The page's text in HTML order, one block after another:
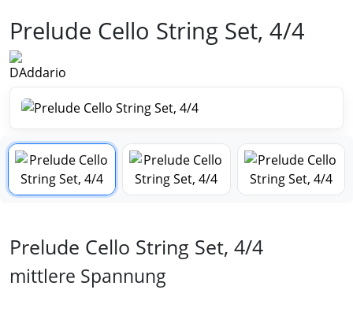
Prelude Cello String Set, 4/4
Prelude Cello String Set, 4/4
mittlere Spannung